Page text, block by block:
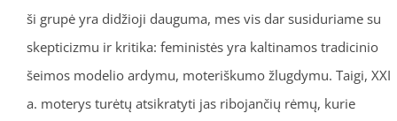
ši grupė yra didžioji dauguma, mes vis dar susiduriame su
skepticizmu ir kritika: feministės yra kaltinamos tradicinio
šeimos modelio ardymu, moteriškumo žlugdymu. Taigi, XXI
a. moterys turėtų atsikratyti jas ribojančių rėmų, kurie